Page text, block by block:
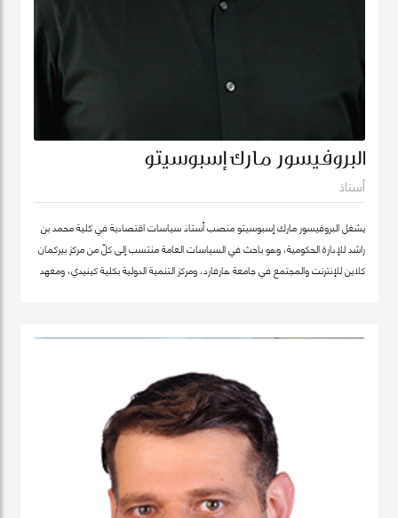
البروفيسور مارك إسبوسيتو
أستاذ
يشغل البروفيسور مارك إسبوسيتو منصب أستاذ سياسات اقتصادية في كلية محمد بن
راشد للإدارة الحكومية، وهو باحث في السياسات العامة منتسب إلى كلّ من مركز بيركمان
كلاين للإنترنت والمجتمع في جامعة هارفارد، ومركز التنمية الدولية بكلية كينيدي، ومعهد
مجال الذكاء الاصطناعي، بما في ذلك Nexus FrontierTech، ومؤسسة AI Native ،